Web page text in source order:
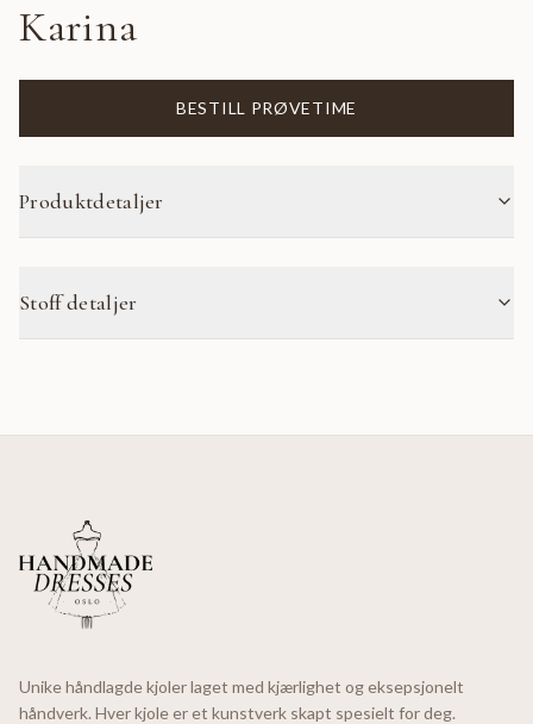
Karina
BESTILL PRØVETIME
Produktdetaljer
Stoff detaljer
Unike håndlagde kjoler laget med kjærlighet og eksepsjonelt
håndverk. Hver kjole er et kunstverk skapt spesielt for deg.